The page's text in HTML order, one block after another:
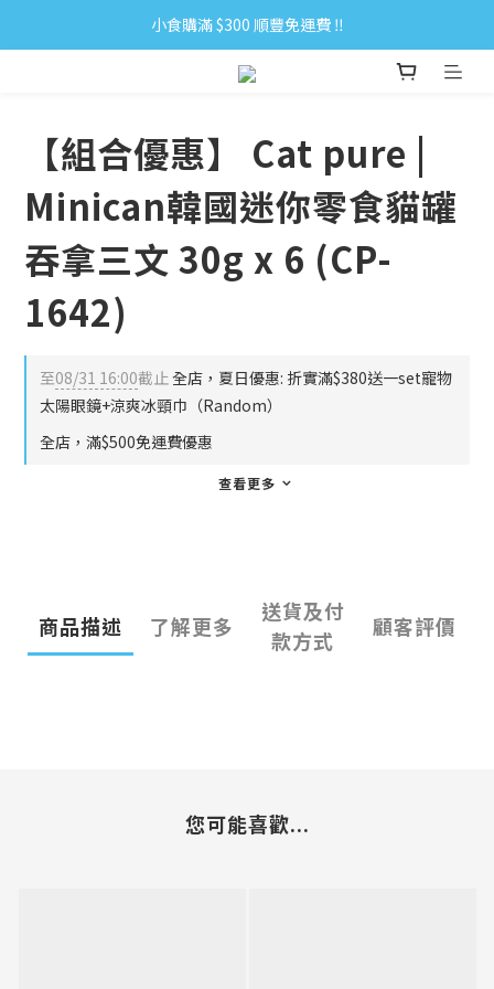
小食購滿 $300 順豐免運費 ‼
小食購滿 $300 順豐免運費 ‼
全單購滿 $500 免運費 ♥︎ 會員積分回贈 $1＝1Pt.
【組合優惠】 Cat pure |
Minican韓國迷你零食貓罐
吞拿三文 30g x 6 (CP-
1642)
至08/31 16:00截止全店，夏日優惠: 折實滿$380送一set寵物
太陽眼鏡+涼爽冰頸巾（Random）
全店，滿$500免運費優惠
查看更多
商品描述 了解更多
送貨及付
款方式
顧客評價
您可能喜歡...